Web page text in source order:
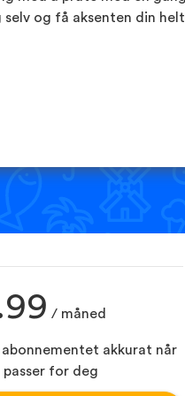
selv og få aksenten din helt
/ måned
abonnementet akkurat når
passer for deg